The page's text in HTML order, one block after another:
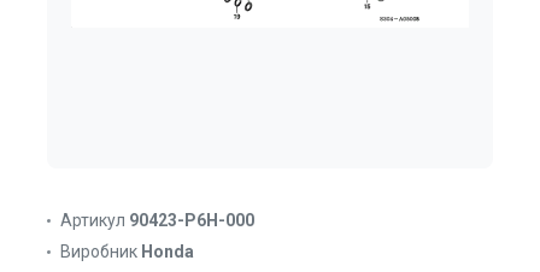
Артикул 90423-P6H-000
Виробник Honda